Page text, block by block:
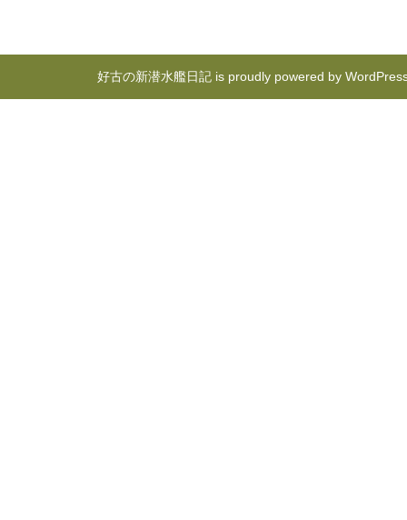
好古の新潜水艦日記 is proudly powered by